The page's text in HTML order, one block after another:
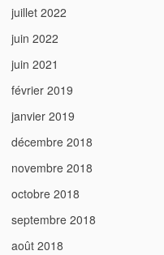
juillet 2022
juin 2022
juin 2021
février 2019
janvier 2019
décembre 2018
novembre 2018
octobre 2018
septembre 2018
août 2018